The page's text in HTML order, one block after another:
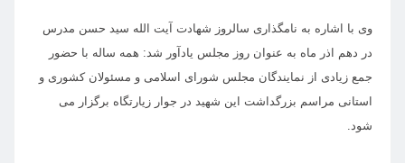
وی با اشاره به نامگذاری سالروز شهادت آیت الله سید حسن مدرس
در دهم اذر ماه به عنوان روز مجلس یادآور شد: همه ساله با حضور
جمع زیادی از نمایندگان مجلس شورای اسلامی و مسئولان کشوری و
استانی مراسم بزرگداشت این شهید در جوار زیارتگاه برگزار می
شود.